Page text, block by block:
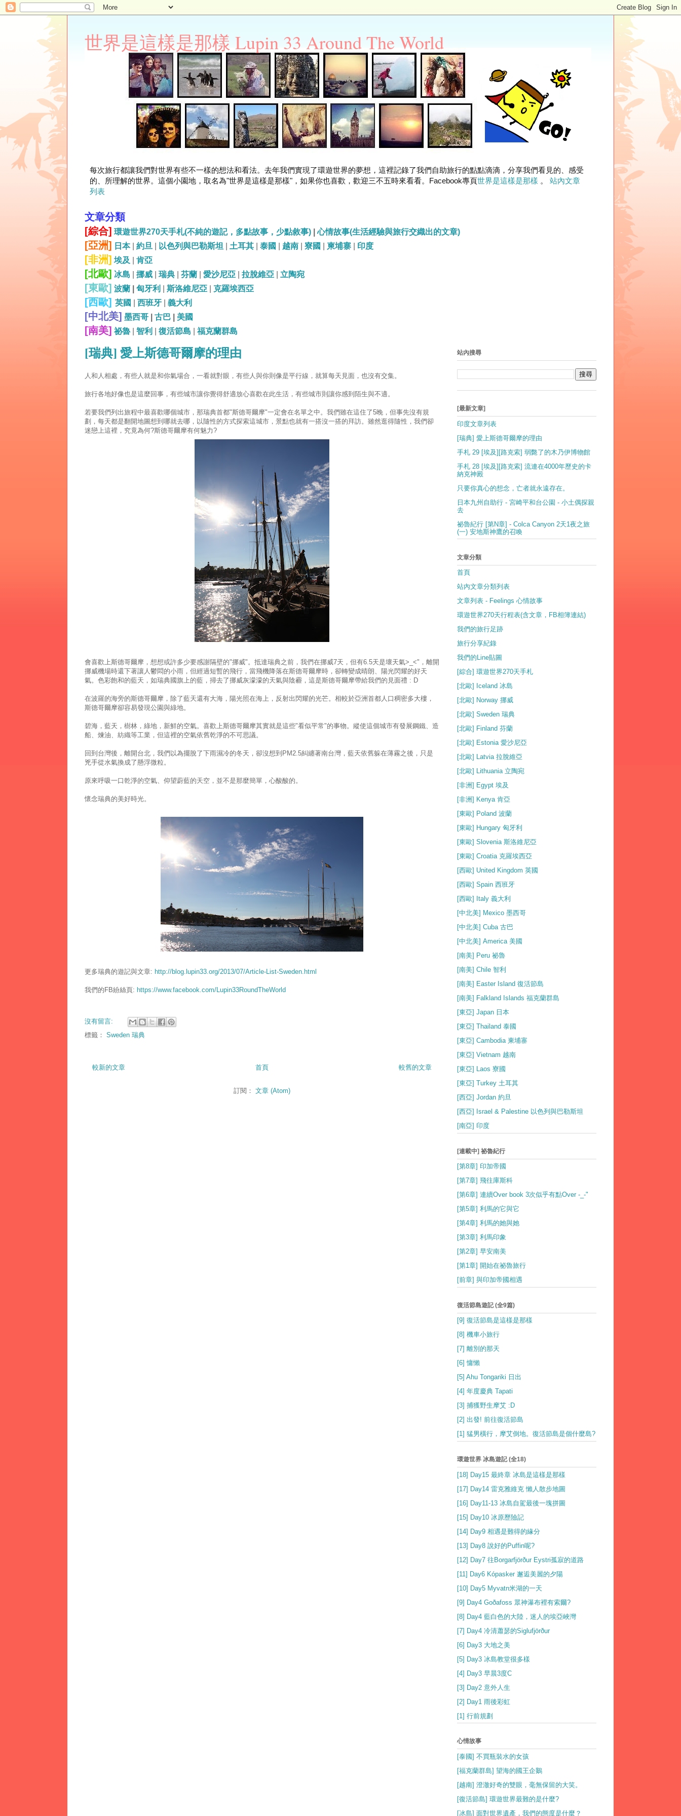
世界是這樣是那樣 Lupin 33 Around The World
每次旅行都讓我們對世界有些不一樣的想法和看法。去年我們實現了環遊世界的夢想，這裡記錄了我們自助旅行的點點滴滴，分享我們看見的、感受
的、所理解的世界。這個小園地，取名為"世界是這樣是那樣"，如果你也喜歡，歡迎三不五時來看看。Facebook專頁世界是這樣是那樣 。
站內文章
列表
文章分類
[綜合] 環遊世界270天手札(不純的遊記，多點故事，少點敘事) |心情故事(生活經驗與旅行交織出的文章)
[亞洲] 日本| 約旦 以色列與巴勒斯坦 土耳其 泰國 越南 寮國 柬埔寨 印度
[非洲] 埃及 肯亞
[北歐] 冰島 挪威 瑞典 芬蘭 愛沙尼亞 拉脫維亞 立陶宛
[東歐] 波蘭 匈牙利 斯洛維尼亞 克羅埃西亞
[西歐] 英國 西班牙 義大利
[中北美] 墨西哥 古巴 美國
[南美] 祕魯| 智利 復活節島 福克蘭群島
[瑞典] 愛上斯德哥爾摩的理由
人和人相處，有些人就是和你氣場合，一看就對眼，有些人與你則像是平行線，就算每天見面，也沒有交集。
旅行各地好像也是這麼回事，有些城市讓你覺得舒適放心喜歡在此生活，有些城市則讓你感到陌生與不適。
若要我們列出旅程中最喜歡哪個城市，那瑞典首都"斯德哥爾摩"一定會在名單之中。我們雖在這住了5晚，但事先沒有規
劃，每天都是翻開地圖想到哪就去哪，以隨性的方式探索這城市，景點也就有一搭沒一搭的拜訪。雖然逛得隨性，我們卻
迷戀上這裡，究竟為何?斯德哥爾摩有何魅力?
會喜歡上斯德哥爾摩，想想或許多少要感謝隔壁的"挪威"。抵達瑞典之前，我們在挪威7天，但有6.5天是壞天氣>_<"，離開
挪威機場時還下著讓人鬱悶的小雨，但經過短暫的飛行，當飛機降落在斯德哥爾摩時，卻轉變成晴朗、陽光閃耀的好天
氣。色彩飽和的藍天，如瑞典國旗上的藍，掃去了挪威灰濛濛的天氣與陰霾，這是斯德哥爾摩帶給我們的見面禮 : D
在波羅的海旁的斯德哥爾摩，除了藍天還有大海，陽光照在海上，反射出閃耀的光芒。相較於亞洲首都人口稠密多大樓，
斯德哥爾摩卻容易發現公園與綠地。
碧海，藍天，樹林，綠地，新鮮的空氣。喜歡上斯德哥爾摩其實就是這些"看似平常"的事物。縱使這個城市有發展鋼鐵、造
船、煉油、紡織等工業，但這裡的空氣依舊乾淨的不可思議。
回到台灣後，離開台北，我們以為擺脫了下雨濕冷的冬天，卻沒想到PM2.5糾纏著南台灣，藍天依舊躲在薄霧之後，只是
兇手從水氣換成了懸浮微粒。
原來呼吸一口乾淨的空氣、仰望蔚藍的天空，並不是那麼簡單，心酸酸的。
懷念瑞典的美好時光。
更多瑞典的遊記與文章: http://blog.lupin33.org/2013/07/Article-List-Sweden.html
我們的FB紛絲頁: https://www.facebook.com/Lupin33RoundTheWorld
沒有留言:
標籤： Sweden 瑞典
較新的文章 較舊的文章
首頁
訂閱： 文章 (Atom)
站內搜尋
[最新文章]
印度文章列表
[瑞典] 愛上斯德哥爾摩的理由
手札 29 [埃及][路克索] 弱斃了的木乃伊博物館
手札 28 [埃及][路克索] 流連在4000年歷史的卡
納克神殿
只要你真心的想念，亡者就永遠存在。
日本九州自助行 - 宮崎平和台公園 - 小土偶探親
去
祕魯紀行 [第N章] - Colca Canyon 2天1夜之旅
(一) 安地斯神鷹的召喚
文章分類
首頁
站內文章分類列表
文章列表 - Feelings 心情故事
環遊世界270天行程表(含文章，FB相簿連結)
我們的旅行足跡
旅行分享紀錄
我們的Line貼圖
[綜合] 環遊世界270天手札
[北歐] Iceland 冰島
[北歐] Norway 挪威
[北歐] Sweden 瑞典
[北歐] Finland 芬蘭
[北歐] Estonia 愛沙尼亞
[北歐] Latvia 拉脫維亞
[北歐] Lithuania 立陶宛
[非洲] Egypt 埃及
[非洲] Kenya 肯亞
[東歐] Poland 波蘭
[東歐] Hungary 匈牙利
[東歐] Slovenia 斯洛維尼亞
[東歐] Croatia 克羅埃西亞
[西歐] United Kingdom 英國
[西歐] Spain 西班牙
[西歐] Italy 義大利
[中北美] Mexico 墨西哥
[中北美] Cuba 古巴
[中北美] America 美國
[南美] Peru 祕魯
[南美] Chile 智利
[南美] Easter Island 復活節島
[南美] Falkland Islands 福克蘭群島
[東亞] Japan 日本
[東亞] Thailand 泰國
[東亞] Cambodia 柬埔寨
[東亞] Vietnam 越南
[東亞] Laos 寮國
[東亞] Turkey 土耳其
[西亞] Jordan 約旦
[西亞] Israel & Palestine 以色列與巴勒斯坦
[南亞] 印度
[連載中] 祕魯紀行
[第8章] 印加帝國
[第7章] 飛往庫斯科
[第6章] 連續Over book 3次似乎有點Over -_-"
[第5章] 利馬的它與它
[第4章] 利馬的她與她
[第3章] 利馬印象
[第2章] 早安南美
[第1章] 開始在祕魯旅行
[前章] 與印加帝國相遇
復活節島遊記 (全9篇)
[9] 復活節島是這樣是那樣
[8] 機車小旅行
[7] 離別的那天
[6] 慵懶
[5] Ahu Tongariki 日出
[4] 年度慶典 Tapati
[3] 捕獲野生摩艾 :D
[2] 出發! 前往復活節島
[1] 猛男橫行，摩艾倒地。復活節島是個什麼島?
環遊世界 冰島遊記 (全18)
[18] Day15 最終章 冰島是這樣是那樣
[17] Day14 雷克雅維克 懶人散步地圖
[16] Day11-13 冰島自駕最後一塊拼圖
[15] Day10 冰原歷險記
[14] Day9 相遇是難得的緣分
[13] Day8 說好的Puffin呢?
[12] Day7 往Borgarfjörður Eystri孤寂的道路
[11] Day6 Kópasker 邂逅美麗的夕陽
[10] Day5 Myvatn米湖的一天
[9] Day4 Goðafoss 眾神瀑布裡有索爾?
[8] Day4 藍白色的大陸，迷人的埃亞峽灣
[7] Day4 冷清蕭瑟的Siglufjörður
[6] Day3 大地之美
[5] Day3 冰島教堂很多樣
[4] Day3 早晨3度C
[3] Day2 意外人生
[2] Day1 雨後彩虹
[1] 行前規劃
心情故事
[泰國] 不買瓶裝水的女孩
[福克蘭群島] 望海的國王企鵝
[越南] 澄澈好奇的雙眼，毫無保留的大笑。
[復活節島] 環遊世界最難的是什麼?
[冰島] 面對世界遺產，我們的態度是什麼？